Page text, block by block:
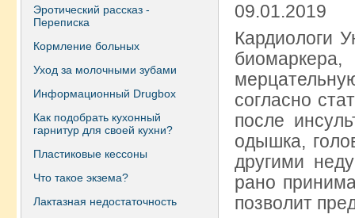
Эротический рассказ -
Переписка
Кормление больных
Уход за молочными зубами
Информационный Drugbox
Как подобрать кухонный
гарнитур для своей кухни?
Пластиковые кессоны
Что такое экзема?
Лактазная недостаточность
09.01.2019
Кардиологи
согласно
после
одышка,
другими
рано
позволит